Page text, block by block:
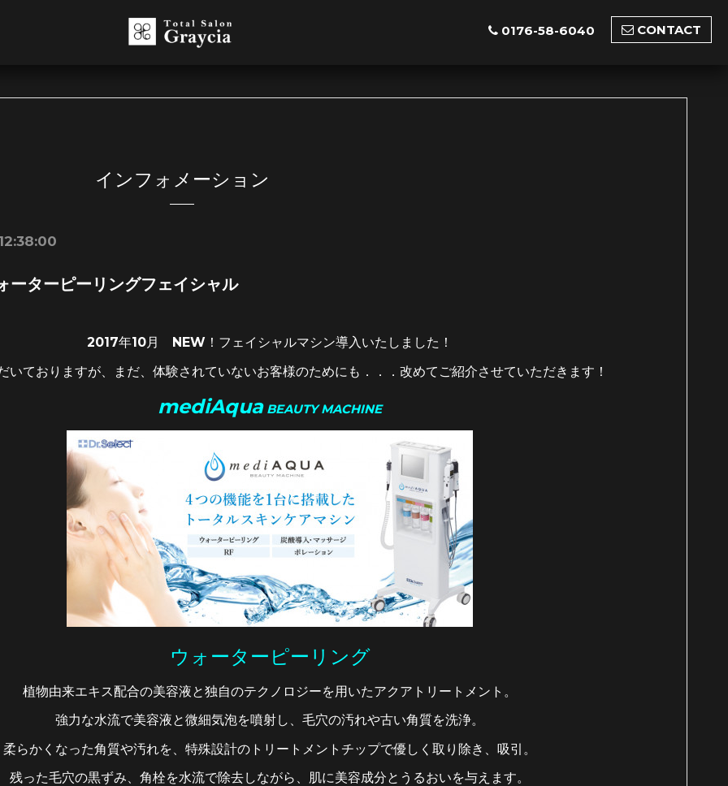
0176-58-6040 CONTACT
インフォメーション
ーターピーリングフェイシャル
2017年10月 NEW！フェイシャルマシン導入いたしました！
いておりますが、まだ、体験されていないお客様のためにも．．．改めてご紹介させていただきます！
mediAquaBEAUTY MACHINE
ウォーターピーリング
植物由来エキス配合の美容液と独自のテクノロジーを用いたアクアトリートメント。
強力な水流で美容液と微細気泡を噴射し、毛穴の汚れや古い角質を洗浄。
柔らかくなった角質や汚れを、特殊設計のトリートメントチップで優しく取り除き、吸引。
残った毛穴の黒ずみ、角栓を水流で除去しながら、肌に美容成分とうるおいを与えます。